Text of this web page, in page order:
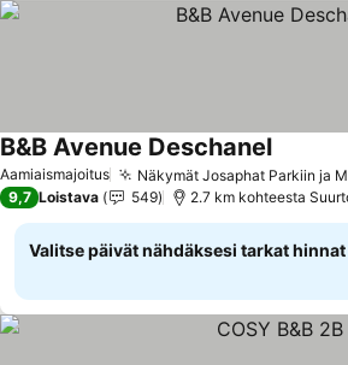
Aamiaismajoitus Näkymät Josaphat Parkiin ja
B&B Avenue Deschanel
9,7 Loistava 549 2.7 km kohteesta
Valitse päivät nähdäksesi tarkat hinnat